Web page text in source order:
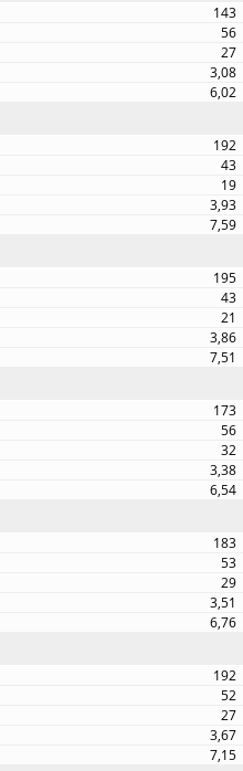
143
56
27
3,08
6,02
192
43
19
3,93
7,59
195
43
21
3,86
7,51
173
56
32
3,38
6,54
183
53
29
3,51
6,76
192
52
27
3,67
7,15